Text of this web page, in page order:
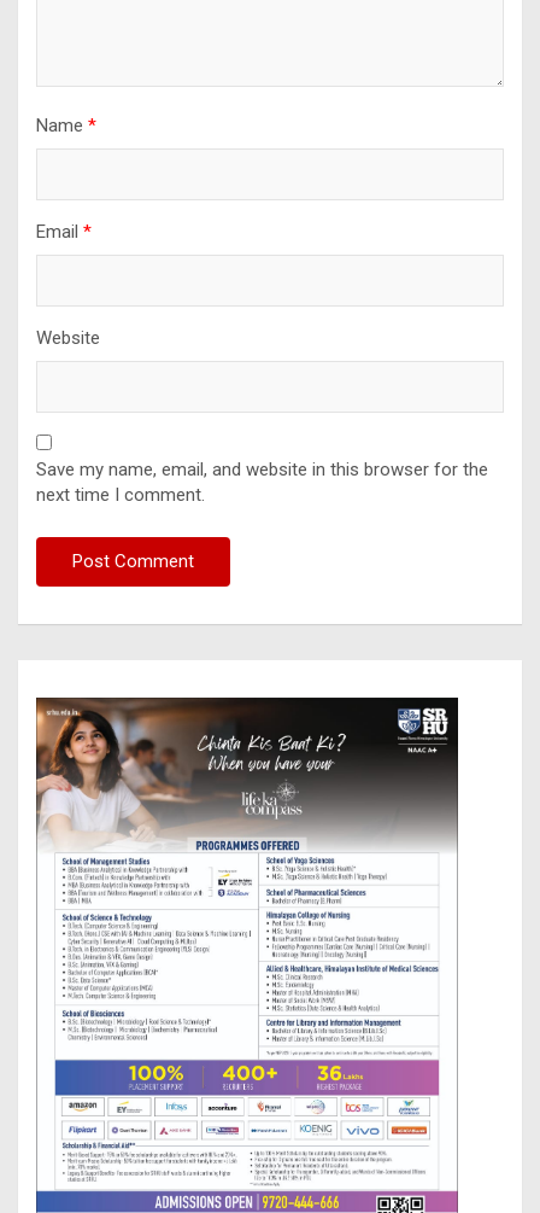
Name *
Email *
Website
Save my name, email, and website in this browser for the
next time I comment.